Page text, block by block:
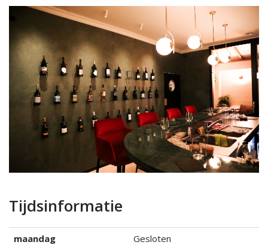
Tijdsinformatie
maandag
Gesloten